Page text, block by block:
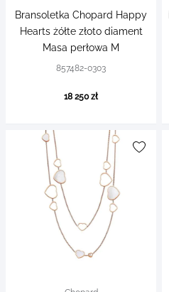
Bransoletka Chopard Happy
Hearts żółte złoto diament
Masa perłowa M
857482-0303
18 250 zł